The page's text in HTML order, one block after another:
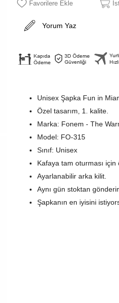
Favorilere Ekle
Yorum Yaz
Unisex Şapka Fun in
Özel tasarım, 1. kalite.
Marka: Fonem - The
Model: FO-315
Sınıf: Unisex
Kafaya tam oturması için
Ayarlanabilir arka kilit.
Aynı gün stoktan
Şapkanın en iyisini